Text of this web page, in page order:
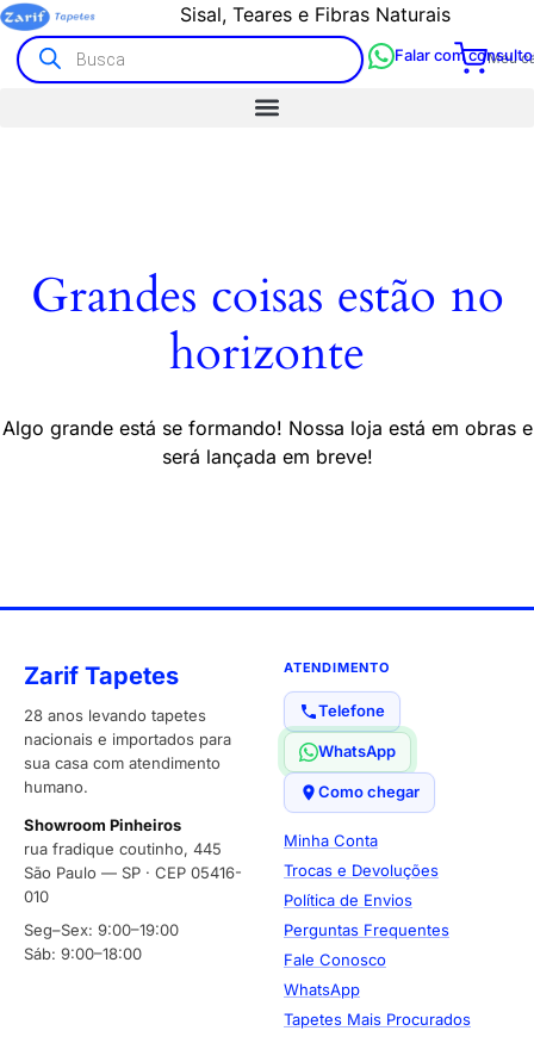
Sisal, Teares e Fibras Naturais
Meu
Falar com
Grandes coisas estão no
horizonte
Algo grande está se formando! Nossa loja está em obras e
será lançada em breve!
Zarif Tapetes
28 anos levando tapetes
nacionais e importados para
sua casa com atendimento
humano.
Showroom Pinheiros
rua fradique coutinho, 445
São Paulo — SP · CEP 05416-
010
Seg–Sex: 9:00–19:00
Sáb: 9:00–18:00
ATENDIMENTO
Telefone
WhatsApp
Como chegar
Minha Conta
Trocas e Devoluções
Política de Envios
Perguntas Frequentes
Fale Conosco
WhatsApp
Tapetes Mais Procurados